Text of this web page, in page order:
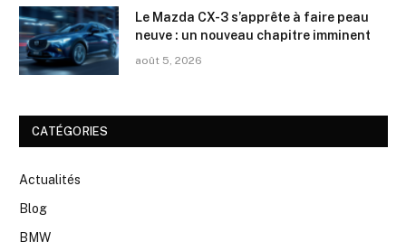
Le Mazda CX-3 s’apprête à faire peau
neuve : un nouveau chapitre imminent
août 5, 2026
CATÉGORIES
Actualités
Blog
BMW